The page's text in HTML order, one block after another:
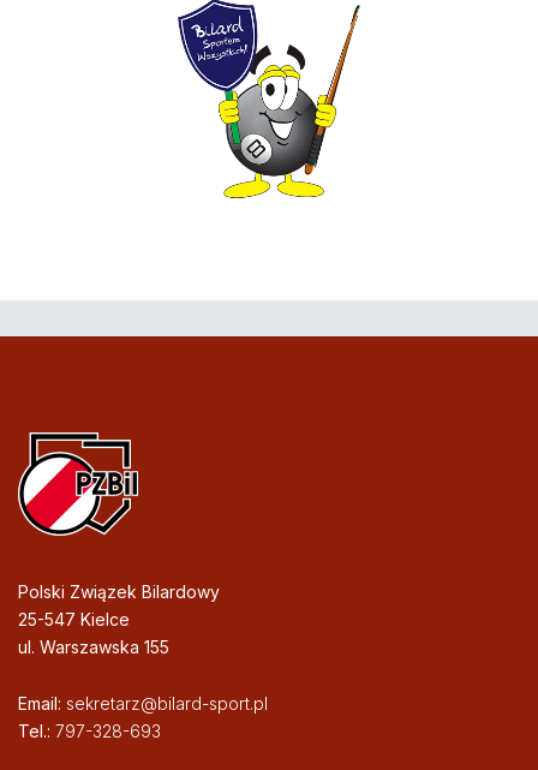
Polski Związek Bilardowy
25-547 Kielce
ul. Warszawska 155
Email: sekretarz@bilard-sport.pl
Tel.: 797-328-693